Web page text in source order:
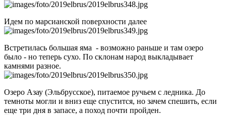
Идем по марсианской поверхности далее
Встретилась большая яма - возможно раньше и там озеро
было - но теперь сухо. По склонам народ выкладывает
камнями разное.
Озеро Азау (Эльбрусское), питаемое ручьем с ледника. До
темноты могли и вниз еще спустится, но зачем спешить, если
еще три дня в запасе, а поход почти пройден.